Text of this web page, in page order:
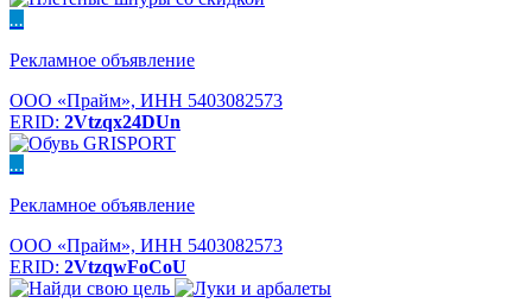
...
Рекламное объявление
ООО «Прайм», ИНН 5403082573
ERID: 2Vtzqx24DUn
...
Рекламное объявление
ООО «Прайм», ИНН 5403082573
ERID: 2VtzqwFoCoU